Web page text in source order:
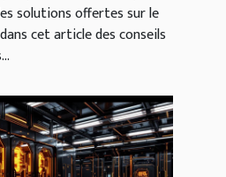
solutions offertes sur le
cet article des conseils